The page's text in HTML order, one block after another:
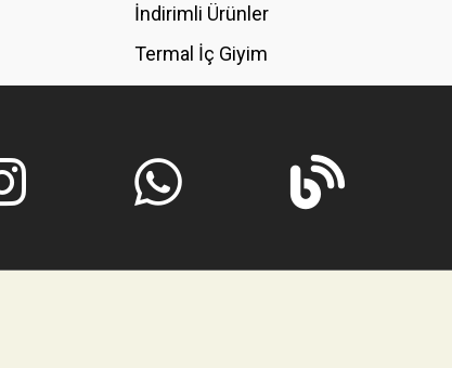
İndirimli Ürünler
Termal İç Giyim